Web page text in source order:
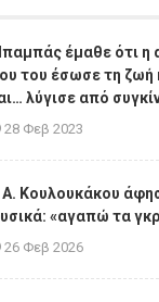
έμαθε ότι η
του έσωσε τη ζωή
λύγισε από
28 Φεβ 2023
A. Κουλουκάκου
«αγαπώ τα
26 Φεβ 2026